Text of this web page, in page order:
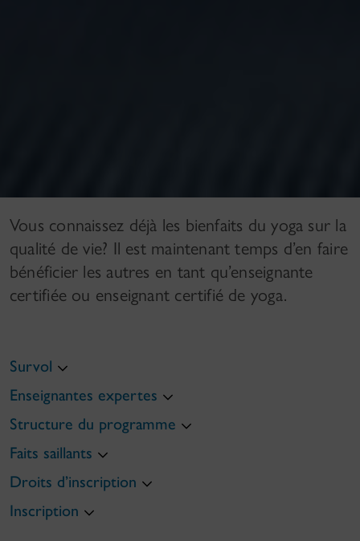
Vous connaissez déjà les bienfaits du yoga sur la
qualité de vie? Il est maintenant temps d’en faire
bénéficier les autres en tant qu’enseignante
certifiée ou enseignant certifié de yoga.
Survol
Enseignantes expertes
Structure du programme
Faits saillants
Droits d’inscription
Inscription